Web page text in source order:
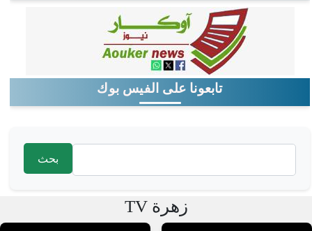
تابعونا على الفيس بوك
‏بحث ‏
زهرة TV